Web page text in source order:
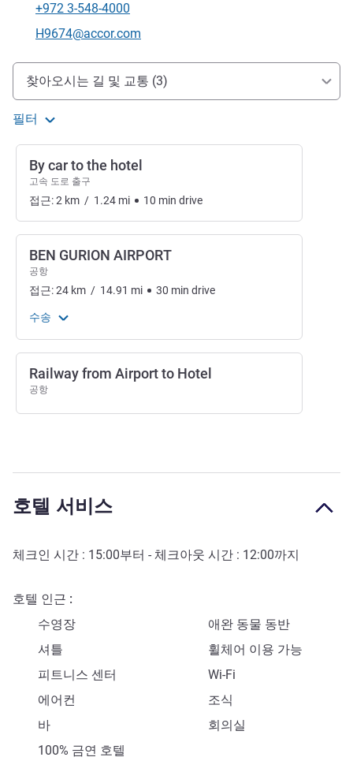
전화
+972 3-548-4000
E-mail
H9674@accor.com
호텔 접근 및 교통
찾아오시는 길 및 교통 (3)
필터
By car to the hotel
고속 도로 출구
접근:2 km / 1.24 mi 10 min drive
BEN GURION AIRPORT
공항
접근:24 km / 14.91 mi 30 min drive
수송
Railway from Airport to Hotel
공항
호텔 서비스
체크인 시간 : 15:00부터 - 체크아웃 시간 : 12:00까지
호텔 인근
수영장
애완 동물 동반
셔틀
휠체어 이용 가능
피트니스 센터
Wi-Fi
에어컨
조식
바
회의실
100% 금연 호텔